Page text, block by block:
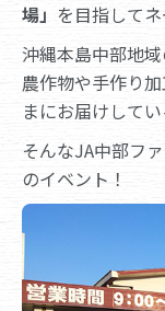
場」 を目指してネ
沖縄本島中部地
農作物や手作り
まにお届けして
そんなJA中部フ
のイベント！